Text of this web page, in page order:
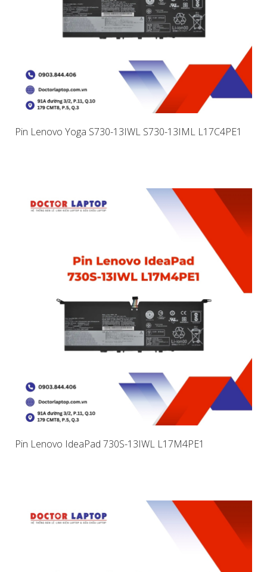
Pin Lenovo Yoga S730-13IWL S730-13IML L17C4PE1
Pin Lenovo IdeaPad 730S-13IWL L17M4PE1